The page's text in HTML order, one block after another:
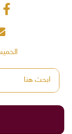
الخميس 23 صفر 1448